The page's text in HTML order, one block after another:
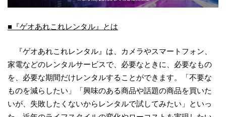
■『ゲオあれこれレンタル』とは
『ゲオあれこれレンタル』は、カメラやスマートフォン、
家電などのレンタルサービスで、必要なときに、必要なもの
を、必要な期間だけレンタルすることができます。「不要な
ものを減らしたい」「興味のある商品や話題の商品を買いた
いが、失敗したくないからレンタルで試してみたい」といっ